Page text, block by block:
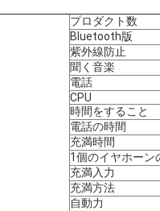
プロダクト数
Bluetooth版
紫外線防止
聞く音楽
電話
CPU
時間をすること
電話の時間
充満時間
1個のイヤホーン
充満入力
充満方法
自動力